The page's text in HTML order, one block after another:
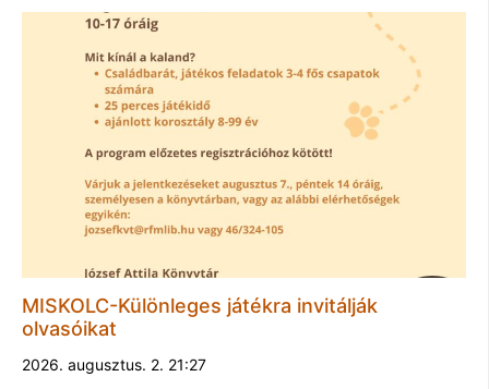
MISKOLC-Különleges játékra invitálják
olvasóikat
2026. augusztus. 2. 21:27